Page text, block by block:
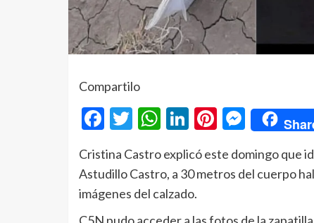
Compartilo
Facebook
Twitter
WhatsApp
LinkedIn
Pinterest
Cristina Castro explicó este domingo que
Astudillo Castro, a 30 metros del cuerpo
imágenes del calzado.